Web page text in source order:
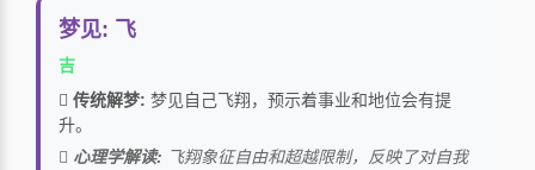
梦见: 飞
吉
传统解梦: 梦见自己飞翔，预示着事业和地位会有提
升。
心理学解读: 飞翔象征自由和超越限制，反映了对自我